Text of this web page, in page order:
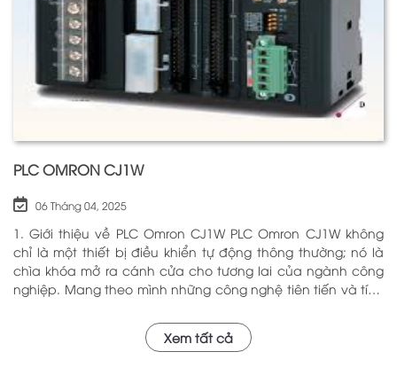
PLC OMRON CJ1W
06 Tháng 04, 2025
1. Giới thiệu về PLC Omron CJ1W PLC Omron CJ1W không
chỉ là một thiết bị điều khiển tự động thông thường; nó là
chìa khóa mở ra cánh cửa cho tương lai của ngành công
nghiệp. Mang theo mình những công nghệ tiên tiến và tính
mình qua nhiều năm phục vụ trong nhiều lĩnh vực khác
nhau. Với khả năng hoạt động ổn định và hiệu quả, sản
Xem tất cả